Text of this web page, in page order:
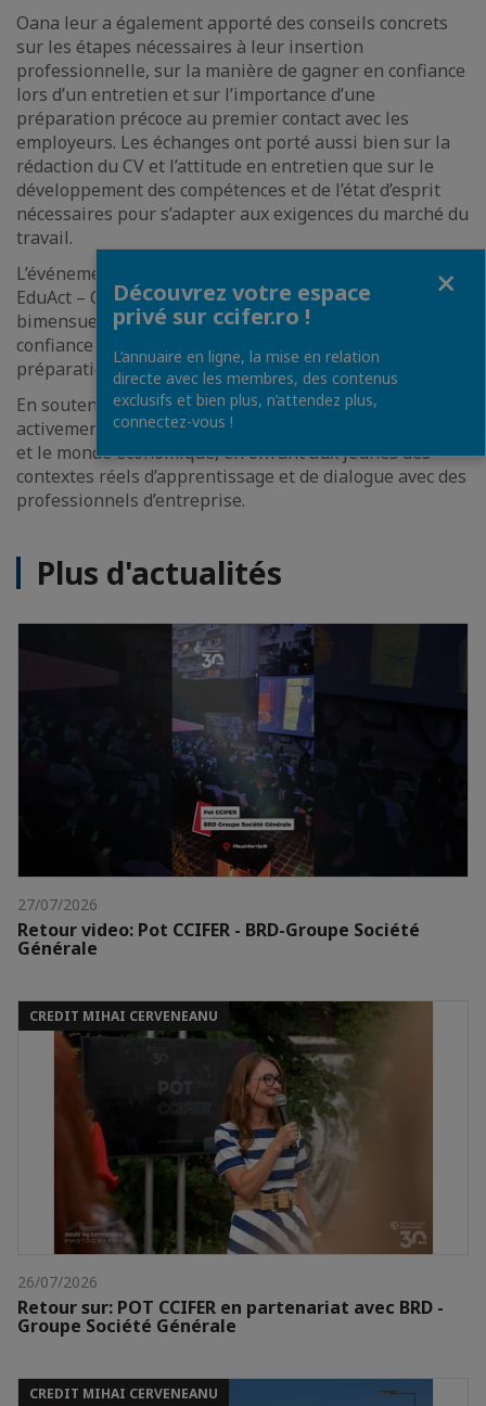
Oana leur a également apporté des conseils concrets
sur les étapes nécessaires à leur insertion
professionnelle, sur la manière de gagner en confiance
lors d’un entretien et sur l’importance d’une
préparation précoce au premier contact avec les
employeurs. Les échanges ont porté aussi bien sur la
rédaction du CV et l’attitude en entretien que sur le
développement des compétences et de l’état d’esprit
nécessaires pour s’adapter aux exigences du marché du
travail.
L’événement s’inscrit dans le cadre du programme
EduAct – Compas Vocational, qui organise des sessions
bimensuelles dédiées au développement de la
confiance en soi, à l’orientation professionnelle et à la
préparation à l’intégration sur le marché du travail.
En soutenant ce type d’initiatives, CCIFER contribue
activement au rapprochement entre le monde éducatif
et le monde économique, en offrant aux jeunes des
contextes réels d’apprentissage et de dialogue avec des
professionnels d’entreprise.
Plus d'actualités
27/07/2026
Retour video: Pot CCIFER - BRD-Groupe Société
Générale
CREDIT MIHAI CERVENEANU
26/07/2026
Retour sur: POT CCIFER en partenariat avec BRD -
Groupe Société Générale
CREDIT MIHAI CERVENEANU
Découvrez votre espace
privé sur ccifer.ro !
L’annuaire en ligne, la mise en relation
directe avec les membres, des contenus
exclusifs et bien plus, n’attendez plus,
connectez-vous !